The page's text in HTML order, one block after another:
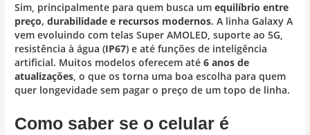
Sim, principalmente para quem busca umequilíbrio entre
preço, durabilidade e recursos modernos. A linha Galaxy A
vem evoluindo com telas Super AMOLED, suporte ao 5G,
resistência à água (IP67) e até funções de inteligência
artificial. Muitos modelos oferecem até6 anos de
atualizações, o que os torna uma boa escolha para quem
quer longevidade sem pagar o preço de um topo de linha.
Como saber se o celular é